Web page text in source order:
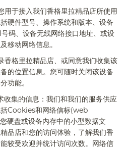
用于接入我们香格里拉精品店所使用
硬件型号、操作系统和版本、设备
号码、设备无线网络接口地址、或设
移动网络信息。
香格里拉精品店、或同意我们收集该
的位置信息。您可随时关闭该设备
功能。
收集的信息： 我们和我们的服务供应
Cookies和网络信标(web
硬盘或设备内存中的小型数据文
品店和您的访问体验，了解我们香
较受欢迎并统计访问次数。网络信